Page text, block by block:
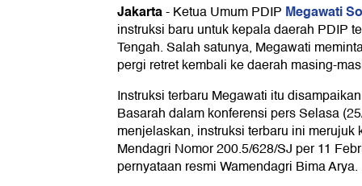
Jakarta-Ketua Umum PDIP Megawati
instruksi baru untuk kepala daerah PDIP
Tengah. Salah satunya, Megawati
pergi retret kembali ke daerah masing-
Instruksi terbaru Megawati itu
Basarah dalam konferensi pers Selasa
menjelaskan, instruksi terbaru ini merujuk
Mendagri Nomor 200.5/628/SJ per 11
pernyataan resmi Wamendagri Bima Arya.